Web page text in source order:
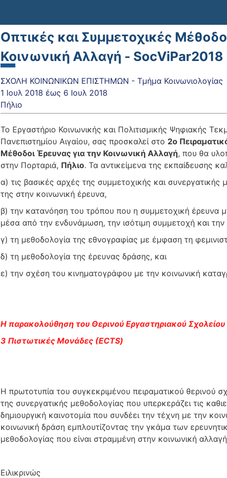
Οπτικές και Συμμετοχικές
Κοινωνική Αλλαγή - SocViPar2018
ΣΧΟΛΗ ΚΟΙΝΩΝΙΚΩΝ ΕΠΙΣΤΗΜΩΝ - Τμήμα Κοινωνιολογίας
1 Ιουλ 2018 έως 6 Ιουλ 2018
Πήλιο
Το Εργαστήριο Κοινωνικής και Πολιτισμικής Ψηφιακής
Πανεπιστημίου Αιγαίου, σας προσκαλεί στο 2ο
Μέθοδοι Έρευνας για την Κοινωνική Αλλαγή, που θα
στην Πορταριά, Πήλιο. Τα αντικείμενα της εκπαίδευσης
α) τις βασικές αρχές της συμμετοχικής και
της στην κοινωνική έρευνα,
β) την κατανόηση του τρόπου που η συμμετοχική έρευνα
μέσα από την ενδυνάμωση, την ισότιμη συμμετοχή και
γ) τη μεθοδολογία της εθνογραφίας με έμφαση τη
δ) τη μεθοδολογία της έρευνας δράσης, και
ε) την σχέση του κινηματογράφου με την κοινωνική
Η παρακολούθηση του Θερινού Εργαστηριακού Σχολείου
3 Πιστωτικές Μονάδες (ΕCTS)
Η πρωτοτυπία του συγκεκριμένου πειραματικού θερινού
της συνεργατικής μεθοδολογίας που υπερκεράζει τις
δημιουργική καινοτομία που συνδέει την τέχνη με την
κοινωνική δράση εμπλουτίζοντας την γκάμα των
μεθοδολογίας που είναι στραμμένη στην κοινωνική
Ειλικρινώς